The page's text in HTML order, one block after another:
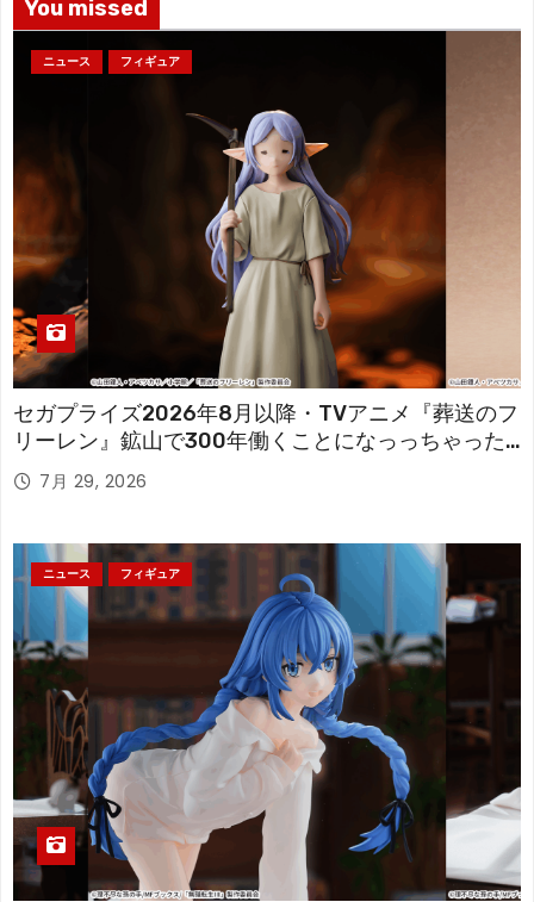
You missed
ニュース フィギュア
セガプライズ2026年8月以降・TVアニメ『葬送のフ
リーレン』鉱山で300年働くことになっっちゃった
「フリーレン」を立体化！
7月 29, 2026
ニュース フィギュア